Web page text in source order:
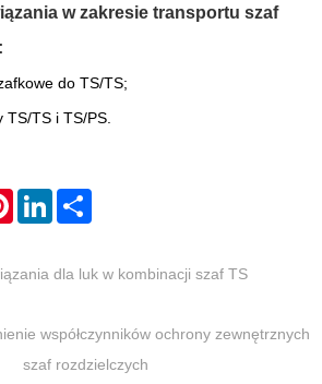
w zakresie transportu szaf
do TS/TS;
TS/TS i TS/PS.
PinterestLinkedIn
dla luk w kombinacji szaf TS
współczynników ochrony zewnętrznych
szaf rozdzielczych